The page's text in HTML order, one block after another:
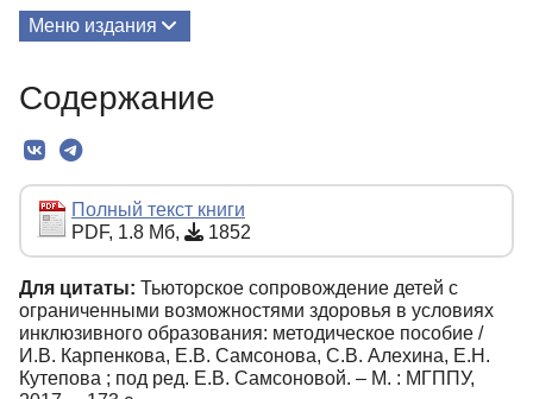
Меню издания
Текст
Содержание
Полный текст книги
PDF, 1.8 Мб,
1852
Для цитаты: Тьюторское сопровождение детей с
ограниченными возможностями здоровья в условиях
инклюзивного образования: методическое пособие /
И.В. Карпенкова, Е.В. Самсонова, С.В. Алехина, Е.Н.
Кутепова ; под ред. Е.В. Самсоновой. – М. : МГППУ,